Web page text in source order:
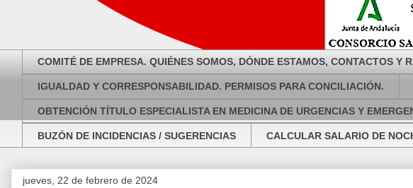
COMITÉ DE EMPRESA. QUIÉNES SOMOS, DÓNDE ESTAMOS, CONTACTOS Y
IGUALDAD Y CORRESPONSABILIDAD. PERMISOS PARA CONCILIACIÓN.
OBTENCIÓN TÍTULO ESPECIALISTA EN MEDICINA DE URGENCIAS Y
BUZÓN DE INCIDENCIAS / SUGERENCIAS CALCULAR SALARIO DE
jueves, 22 de febrero de 2024